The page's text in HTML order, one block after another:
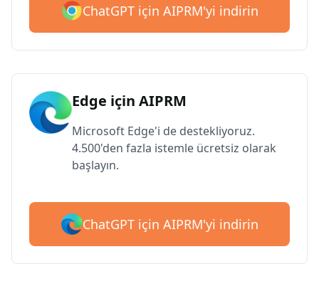
ChatGPT için AIPRM'yi indirin
Edge için AIPRM
Microsoft Edge'i de destekliyoruz.
4.500'den fazla istemle ücretsiz olarak
başlayın.
ChatGPT için AIPRM'yi indirin